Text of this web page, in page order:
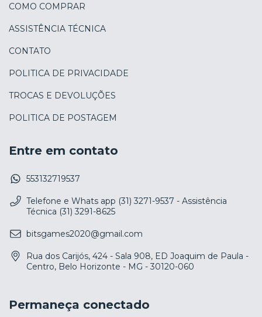
COMO COMPRAR
ASSISTÊNCIA TÉCNICA
CONTATO
POLITICA DE PRIVACIDADE
TROCAS E DEVOLUÇÕES
POLITICA DE POSTAGEM
Entre em contato
553132719537
Telefone e Whats app (31) 3271-9537 - Assistência
Técnica (31) 3291-8625
bitsgames2020@gmail.com
Rua dos Carijós, 424 - Sala 908, ED Joaquim de Paula -
Centro, Belo Horizonte - MG - 30120-060
Permaneça conectado